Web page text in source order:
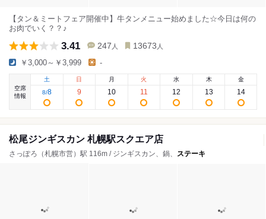
【タン＆ミートフェア開催中】牛タンメニュー始めました☆今日は何の
お肉でいく？？♪
3.41 247 人 13673 人
￥3,000～￥3,999 -
空席
情報
土
8/8
日
9
月
10
火
11
水
12
木
13
金
14
松尾ジンギスカン 札幌駅スクエア店
さっぽろ（札幌市営）駅 116m / ジンギスカン、鍋、 ステーキ